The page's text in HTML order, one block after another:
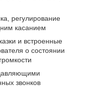
регулирование
касанием
и встроенные
о состоянии
звонков